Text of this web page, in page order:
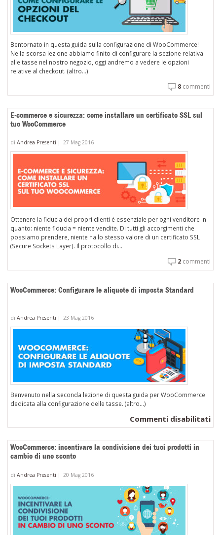
Bentornato in questa guida sulla configurazione di WooCommerce!
Nella scorsa lezione abbiamo finito di configurare la sezione relativa
alle tasse nel nostro negozio, oggi andremo a vedere le opzioni
relative al checkout. (altro…)
8 commenti
E-commerce e sicurezza: come installare un certificato SSL sul
tuo WooCommerce
di Andrea Presenti | 27 Mag 2016
Ottenere la fiducia dei propri clienti è essenziale per ogni venditore in
quanto: niente fiducia = niente vendite. Di tutti gli accorgimenti che
possiamo prendere, niente ha lo stesso valore di un certificato SSL
(Secure Sockets Layer). Il protocollo di...
2 commenti
WooCommerce: Configurare le aliquote di imposta Standard
di Andrea Presenti | 23 Mag 2016
Benvenuto nella seconda lezione di questa guida per WooCommerce
dedicata alla configurazione delle tasse. (altro…)
Commenti disabilitatisu
WooCommerce: incentivare la condivisione dei tuoi prodotti in
cambio di uno sconto
di Andrea Presenti | 20 Mag 2016